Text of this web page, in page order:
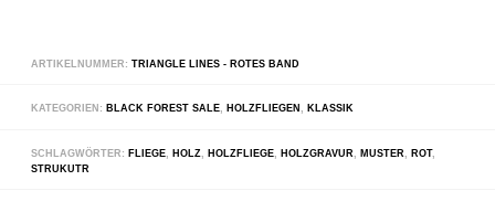
ARTIKELNUMMER:TRIANGLE LINES - ROTES BAND
KATEGORIEN:BLACK FOREST SALE,HOLZFLIEGEN,KLASSIK
SCHLAGWÖRTER:FLIEGE ,HOLZ ,HOLZFLIEGE ,HOLZGRAVUR ,MUSTER ,ROT,
STRUKUTR